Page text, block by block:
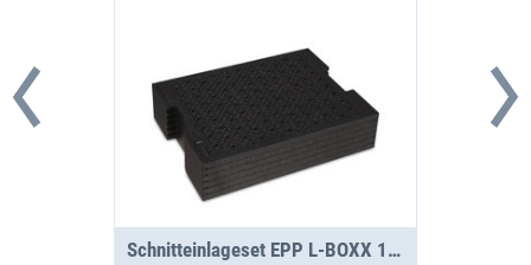
Schnitteinlageset EPP L-BOXX 136 G4 VPE6